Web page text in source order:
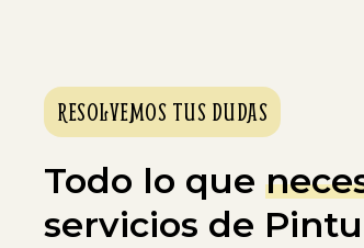
RESOLVEMOS TUS DUDAS
Todo lo que
servicios de